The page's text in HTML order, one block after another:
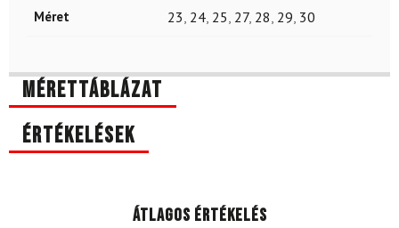
Méret 23, 24, 25, 27, 28, 29, 30
Mérettáblázat
Értékelések
Átlagos értékelés